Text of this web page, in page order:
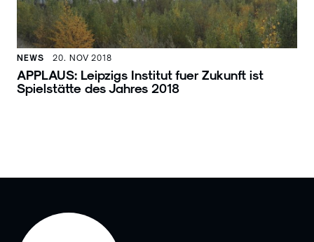
NEWS 20. NOV 2018
APPLAUS: Leipzigs Institut fuer Zukunft ist
Spielstätte des Jahres 2018